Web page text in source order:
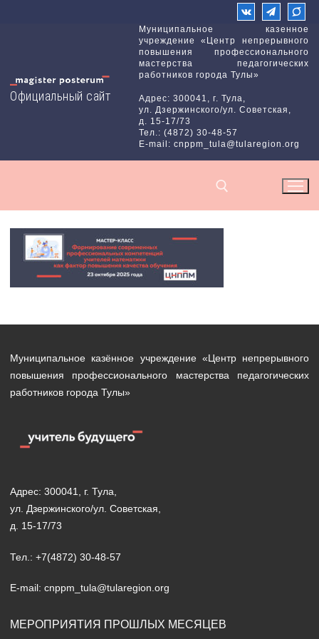
Официальный сайт
Муниципальное казенное
учреждение «Центр непрерывного
повышения профессионального
мастерства педагогических
работников города Тулы»
Адрес: 300041, г. Тула,
ул. Дзержинского/ул. Советская,
д. 15-17/73
Тел.: (4872) 30-48-57
E-mail: cnppm_tula@tularegion.org
Найти:
Муниципальное казённое учреждение «Центр непрерывного
повышения профессионального мастерства педагогических
работников города Тулы»
Адрес: 300041, г. Тула,
ул. Дзержинского/ул. Советская,
д. 15-17/73
Тел.: +7(4872) 30-48-57
E-mail: cnppm_tula@tularegion.org
МЕРОПРИЯТИЯ ПРОШЛЫХ МЕСЯЦЕВ